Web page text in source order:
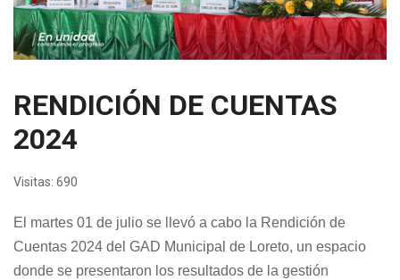
RENDICIÓN DE CUENTAS
2024
Visitas: 690
El martes 01 de julio se llevó a cabo la Rendición de
Cuentas 2024 del GAD Municipal de Loreto, un espacio
donde se presentaron los resultados de la gestión